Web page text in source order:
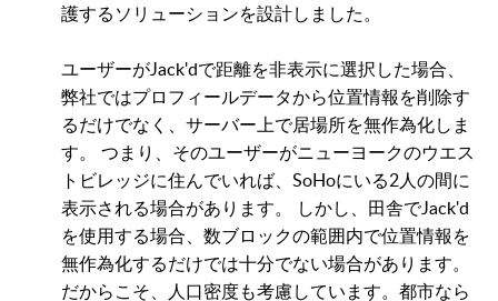
護するソリューションを設計しました。
ユーザーがJack'dで距離を非表示に選択した場合、
弊社ではプロフィールデータから位置情報を削除す
るだけでなく、サーバー上で居場所を無作為化しま
す。 つまり、そのユーザーがニューヨークのウエス
トビレッジに住んでいれば、SoHoにいる2人の間に
表示される場合があります。 しかし、田舎でJack'd
を使用する場合、数ブロックの範囲内で位置情報を
無作為化するだけでは十分でない場合があります。
だからこそ、人口密度も考慮しています。都市なら